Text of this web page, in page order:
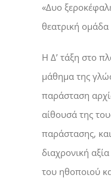
«Δυο
θεατρική ομάδα
Η Δ’ τάξη στο
μάθημα της
παράσταση
αίθουσά της
παράστασης,
διαχρονική
του ηθοποιού